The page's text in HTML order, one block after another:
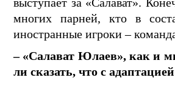
многих парней, кто в
иностранные игроки –
– «Салават Юлаев», как и
ли сказать, что с